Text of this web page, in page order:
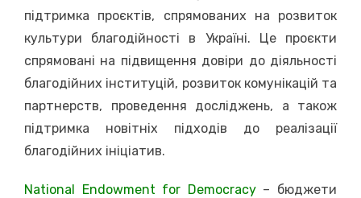
підтримка проєктів, спрямованих на розвиток
культури благодійності в Україні. Це проєкти
спрямовані на підвищення довіри до діяльності
благодійних інституцій, розвиток комунікацій та
партнерств, проведення досліджень, а також
підтримка новітніх підходів до реалізації
благодійних ініціатив.
National Endowment for Democracy – бюджети